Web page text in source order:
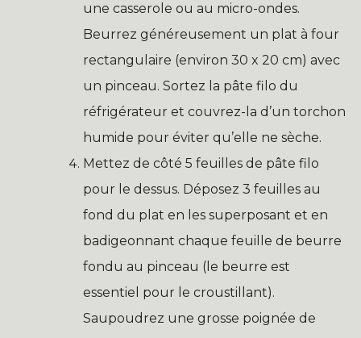
une casserole ou au micro-ondes.
Beurrez généreusement un plat à four
rectangulaire (environ 30 x 20 cm) avec
un pinceau. Sortez la pâte filo du
réfrigérateur et couvrez-la d’un torchon
humide pour éviter qu’elle ne sèche.
Mettez de côté 5 feuilles de pâte filo
pour le dessus. Déposez 3 feuilles au
fond du plat en les superposant et en
badigeonnant chaque feuille de beurre
fondu au pinceau (le beurre est
essentiel pour le croustillant).
Saupoudrez une grosse poignée de